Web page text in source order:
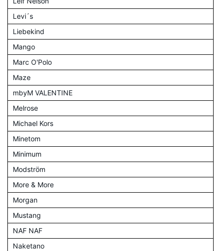
Levi´s
Liebekind
Mango
Marc O'Polo
Maze
mbyM VALENTINE
Melrose
Michael Kors
Minetom
Minimum
Modström
More & More
Morgan
Mustang
NAF NAF
Naketano